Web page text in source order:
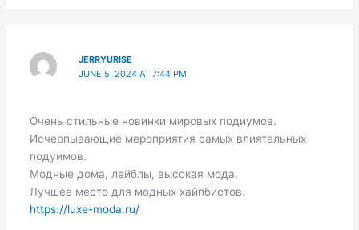
JERRYURISE
JUNE 5, 2024 AT 7:44 PM
Очень стильные новинки мировых подиумов.
Исчерпывающие мероприятия самых влиятельных
подуимов.
Модные дома, лейблы, высокая мода.
Лучшее место для модных хайпбистов.
https://luxe-moda.ru/